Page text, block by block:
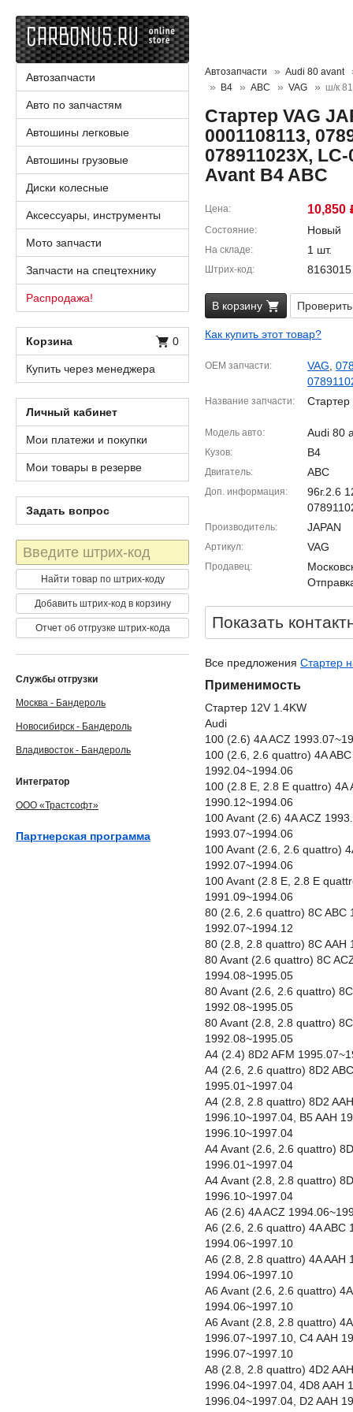
Автозапчасти
Audi 80 avant
B4
ABC VAG ш/к
Стартер VAG
0001108113,
078911023X,
Avant B4 ABC
Цена 10,850
Состояние Новый
На складе 1 шт.
Штрих-код 8163015
В корзину
Как купить этот товар?
OEM запчасти VAG
Название запчасти Стартер
Модель авто Audi 80
Кузов B4
Двигатель ABC
Доп. информация
96г.2.6
Производитель JAPAN
Артикул VAG
Продавец
Показать
Все предложения Стартер
Применимость
Стартер 12V 1.4KW
Audi
100 (2.6) 4A ACZ
100 (2.6, 2.6 quattro) 4A
1992.04~1994.06
100 (2.8 E, 2.8 E quattro) 4A
1990.12~1994.06
100 Avant (2.6) 4A ACZ
1993.07~1994.06
100 Avant (2.6, 2.6 quattro)
1992.07~1994.06
100 Avant (2.8 E, 2.8 E
1991.09~1994.06
80 (2.6, 2.6 quattro) 8C ABC
1992.07~1994.12
80 (2.8, 2.8 quattro) 8C AAH
80 Avant (2.6 quattro) 8C
1994.08~1995.05
80 Avant (2.6, 2.6 quattro)
1992.08~1995.05
80 Avant (2.8, 2.8 quattro)
1992.08~1995.05
A4 (2.4) 8D2 AFM
A4 (2.6, 2.6 quattro) 8D2
1995.01~1997.04
A4 (2.8, 2.8 quattro) 8D2
1996.10~1997.04, B5 AAH
1996.10~1997.04
A4 Avant (2.6, 2.6 quattro)
1996.01~1997.04
A4 Avant (2.8, 2.8 quattro)
1996.10~1997.04
A6 (2.6) 4A ACZ
A6 (2.6, 2.6 quattro) 4A ABC
1994.06~1997.10
A6 (2.8, 2.8 quattro) 4A AAH
1994.06~1997.10
A6 Avant (2.6, 2.6 quattro)
1994.06~1997.10
A6 Avant (2.8, 2.8 quattro)
1996.07~1997.10, C4 AAH
1996.07~1997.10
A8 (2.8, 2.8 quattro) 4D2
1996.04~1997.04, 4D8 AAH
1996.04~1997.04, D2 AAH
Автозапчасти
Авто по запчастям
Автошины легковые
Автошины грузовые
Диски колесные
Аксессуары, инструменты
Мото запчасти
Запчасти на спецтехнику
Распродажа!
Корзина 0
Купить через менеджера
Личный кабинет
Мои платежи и покупки
Мои товары в резерве
Задать вопрос
Штрих-
код
Найти товар по штрих-коду
Добавить штрих-код в корзину
Отчет об отгрузке штрих-кода
Службы отгрузки
Москва - Бандероль
Новосибирск - Бандероль
Владивосток - Бандероль
Интегратор
ООО «Трастсофт»
Партнерская программа